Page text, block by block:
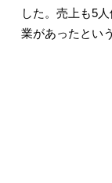
した。売上も5
業があったとい